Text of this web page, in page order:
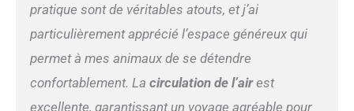
votre produit, n'hésitez pas à nous contacter par
dans les 24 heures.
pratique sont de véritables atouts, et j’ai
particulièrement apprécié l’espace généreux qui
permet à mes animaux de se détendre
confortablement. La circulation de l’airest
excellente, garantissant un voyage agréable pour